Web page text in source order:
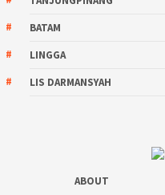
BATAM
LINGGA
LIS DARMANSYAH
ABOUT